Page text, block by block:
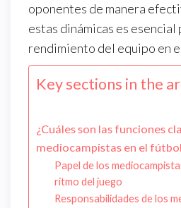
oponentes de manera
estas dinámicas es
rendimiento del equipo en
Key sections in the
¿Cuáles son las funciones
mediocampistas en el
Papel de los
ritmo del juego
Responsabilidades de los